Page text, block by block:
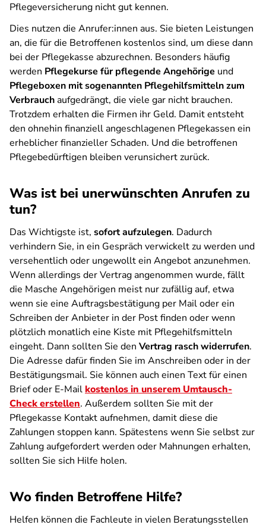
Pflegeversicherung nicht gut kennen.
Dies nutzen die Anrufer:innen aus. Sie bieten Leistungen
an, die für die Betroffenen kostenlos sind, um diese dann
bei der Pflegekasse abzurechnen. Besonders häufig
werden Pflegekurse für pflegende Angehörige und
Pflegeboxen mit sogenannten Pflegehilfsmitteln zum
Verbrauchaufgedrängt, die viele gar nicht brauchen.
Trotzdem erhalten die Firmen ihr Geld. Damit entsteht
den ohnehin finanziell angeschlagenen Pflegekassen ein
erheblicher finanzieller Schaden. Und die betroffenen
Pflegebedürftigen bleiben verunsichert zurück.
Was ist bei unerwünschten Anrufen zu
tun?
Das Wichtigste ist, sofort aufzulegen. Dadurch
verhindern Sie, in ein Gespräch verwickelt zu werden und
versehentlich oder ungewollt ein Angebot anzunehmen.
Wenn allerdings der Vertrag angenommen wurde, fällt
die Masche Angehörigen meist nur zufällig auf, etwa
wenn sie eine Auftragsbestätigung per Mail oder ein
Schreiben der Anbieter in der Post finden oder wenn
plötzlich monatlich eine Kiste mit Pflegehilfsmitteln
eingeht. Dann sollten Sie den Vertrag rasch widerrufen.
Die Adresse dafür finden Sie im Anschreiben oder in der
Bestätigungsmail. Sie können auch einen Text für einen
Brief oder E-Mail kostenlos in unserem Umtausch-
Check erstellen. Außerdem sollten Sie mit der
Pflegekasse Kontakt aufnehmen, damit diese die
Zahlungen stoppen kann. Spätestens wenn Sie selbst zur
Zahlung aufgefordert werden oder Mahnungen erhalten,
sollten Sie sich Hilfe holen.
Wo finden Betroffene Hilfe?
Helfen können die Fachleute in vielen Beratungsstellen